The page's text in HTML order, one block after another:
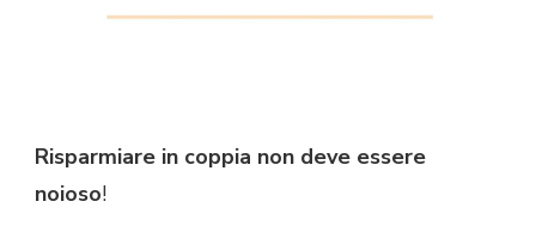
Risparmiare in coppia non deve essere
noioso!